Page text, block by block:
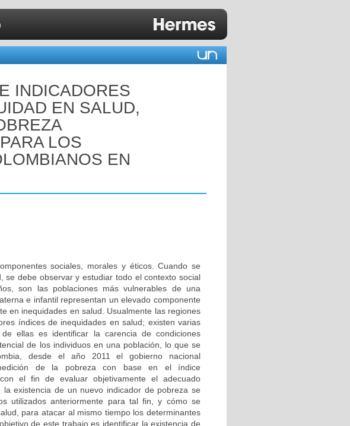
INDICADORES
EN SALUD,
LOS
EN
sociales, morales y éticos. Cuando se
se debe observar y estudiar todo el contexto social
son las poblaciones más vulnerables de una
e infantil representan un elevado componente
en inequidades en salud. Usualmente las regiones
índices de inequidades en salud; existen varias
ellas es identificar la carencia de condiciones
de los individuos en una población, lo que se
desde el año 2011 el gobierno nacional
de la pobreza con base en el índice
el fin de evaluar objetivamente el adecuado
existencia de un nuevo indicador de pobreza se
utilizados anteriormente para tal fin, y cómo se
para atacar al mismo tiempo los determinantes
de este trabajo es identificar la existencia de